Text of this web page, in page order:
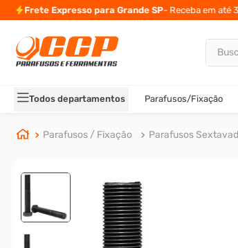
Frete Expresso para Grande SP- Receba em até
Buscar
Todos departamentos Parafusos/Fixação
Parafusos / Fixação Parafusos
TERMOS MAIS BUSCADOS
2º
porca
3º
parafuso sextavado
º
presto
rodizio
º
parafuso madeira